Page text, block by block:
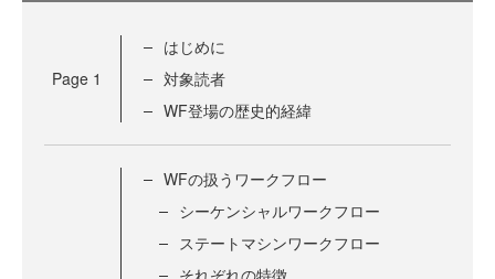
Page 1
はじめに
対象読者
WF登場の歴史的経緯
WFの扱うワークフロー
シーケンシャルワークフロー
ステートマシンワークフロー